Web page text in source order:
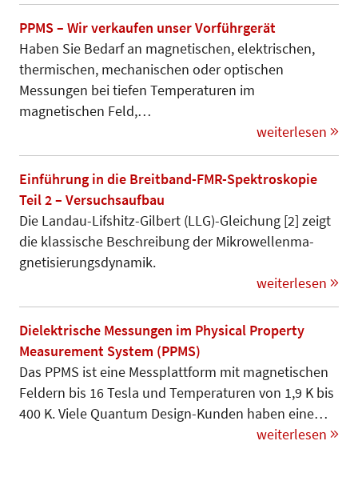
PPMS – Wir verkaufen unser Vorführgerät
Haben Sie Bedarf an magnetischen, elektrischen,
thermischen, mechani­schen oder optischen
Messungen bei tie­fen Temperaturen im
magnetischen Feld,…
weiterlesen
Einführung in die Breitband-FMR-Spektroskopie
Teil 2 – Versuchsaufbau
Die Landau-Lifshitz-Gilbert (LLG)-Gleichung [2] zeigt
die klassische Beschreibung der Mikrowellenma­
gnetisierungsdynamik.
weiterlesen
Dielektrische Messungen im Physical Property
Measurement System (PPMS)
Das PPMS ist eine Messplattform mit magnetischen
Feldern bis 16 Tesla und Temperaturen von 1,9 K bis
400 K. Viele Quantum Design-Kunden haben eine…
weiterlesen